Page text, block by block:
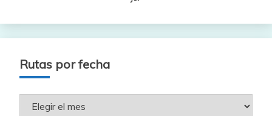
Rutas por fecha
Rutas